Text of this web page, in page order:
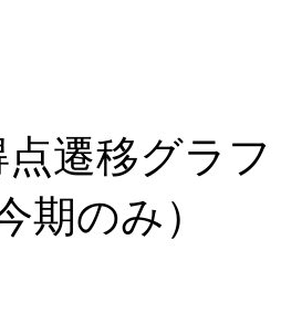
点遷移グラ
期のみ）